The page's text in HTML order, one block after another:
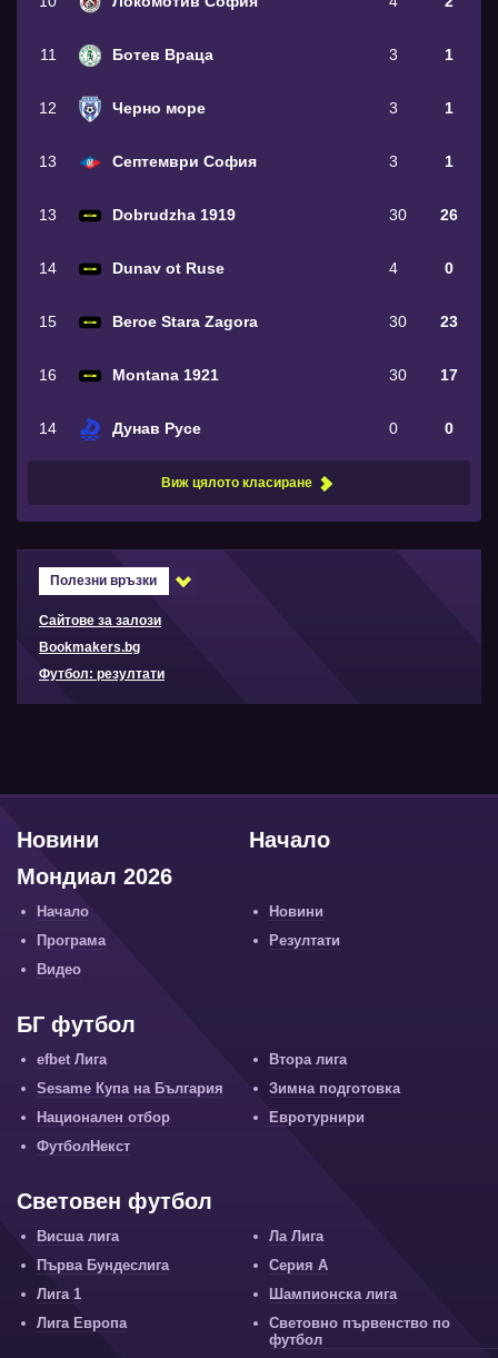
11 Ботев Враца 3 1
12 Черно море 3 1
13 Септември София 3 1
13 Dobrudzha 1919 30 26
14 Dunav ot Ruse 4 0
15 Beroe Stara Zagora 30 23
16 Montana 1921 30 17
14 Дунав Русе 0 0
Виж цялото класиране
Полезни връзки
Сайтове за залози
Bookmakers.bg
Футбол: резултати
Начало
Новини
Мондиал 2026
Начало
Новини
Програма
Резултати
Видео
БГ футбол
efbet Лига
Втора лига
Sesame Купа на България
Зимна подготовка
Национален отбор
Евротурнири
ФутболНекст
Световен футбол
Висша лига
Ла Лига
Първа Бундеслига
Серия А
Лига 1
Шампионска лига
Лига Европа
Световно първенство по
футбол